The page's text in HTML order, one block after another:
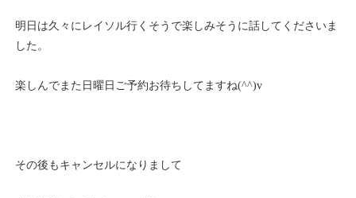
明日は久々にレイソル行くそうで楽しみそうに話してくださいま
した。
楽しんでまた日曜日ご予約お待ちしてますね(^^)v
その後もキャンセルになりまして